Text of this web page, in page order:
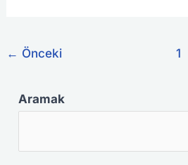
← Önceki 1
Aramak